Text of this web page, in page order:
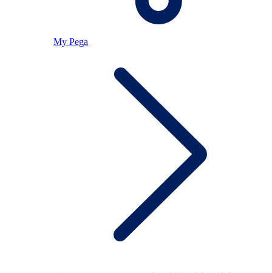
My Pega